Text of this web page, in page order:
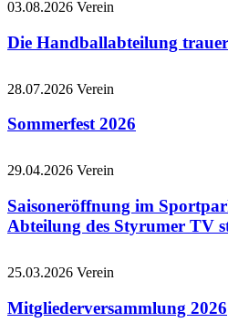
03.08.2026 Verein
Die Handballabteilung
28.07.2026 Verein
Sommerfest 2026
29.04.2026 Verein
Saisoneröffnung im
Abteilung des Styrumer TV
25.03.2026 Verein
Mitgliederversammlung 2026